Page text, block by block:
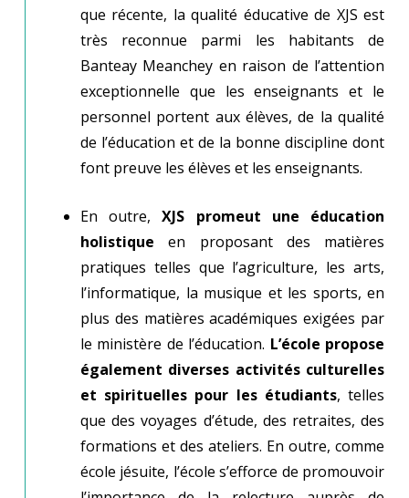
que récente, la qualité éducative de XJS est
très reconnue parmi les habitants de
Banteay Meanchey en raison de l’attention
exceptionnelle que les enseignants et le
personnel portent aux élèves, de la qualité
de l’éducation et de la bonne discipline dont
font preuve les élèves et les enseignants.
En outre,XJS promeut une éducation
holistique en proposant des matières
pratiques telles que l’agriculture, les arts,
l’informatique, la musique et les sports, en
plus des matières académiques exigées par
le ministère de l’éducation. L’école propose
également diverses activités culturelles
et spirituelles pour les étudiants, telles
que des voyages d’étude, des retraites, des
formations et des ateliers. En outre, comme
école jésuite, l’école s’efforce de promouvoir